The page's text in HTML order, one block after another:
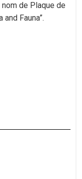
de Plaque de
and Fauna”.